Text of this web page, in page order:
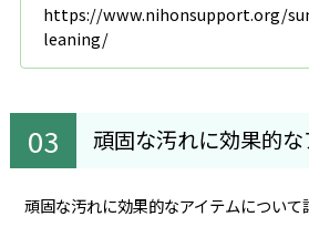
https://www.nihonsupport.org/
leaning/
頑固な汚れに効果的な
頑固な汚れに効果的なアイテムについて